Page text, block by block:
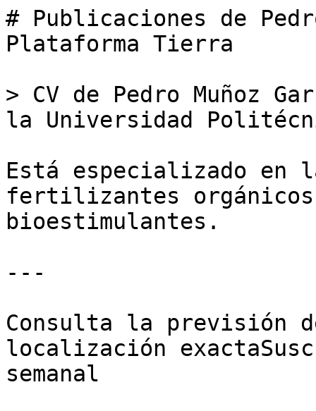
# Publicaciones de
Plataforma Tierra
> CV de Pedro Muñoz
la Universidad
Está especializado
fertilizantes
bioestimulantes.
---
Consulta la previsión
localización
semanal